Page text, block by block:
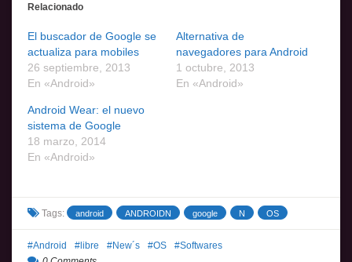
Relacionado
El buscador de Google se
actualiza para mobiles
26 septiembre, 2013
En «Android»
Alternativa de
navegadores para Android
1 octubre, 2013
En «Android»
Android Wear: el nuevo
sistema de Google
18 marzo, 2014
En «Android»
Tags: android ANDROIDN google N OS
Android libre New´s OS
Softwares